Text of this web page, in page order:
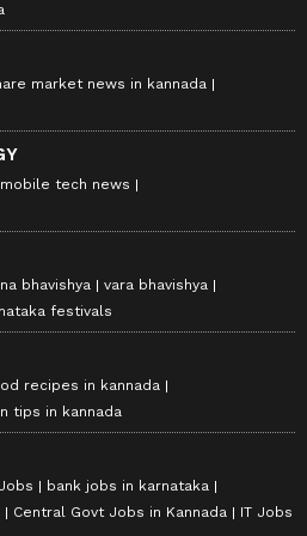
market news in kannada
mobile tech news
bhavishya
vara bhavishya
festivals
recipes in kannada
tips in kannada
bank jobs in karnataka
Central Govt Jobs in Kannada IT Jobs